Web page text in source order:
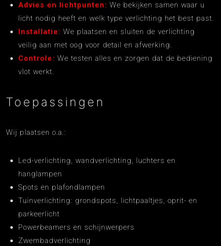
Advies en lichtpunten: We bekijken samen waar u
licht nodig heeft en welk type verlichting het best past.
Installatie: We plaatsen en sluiten de verlichting
veilig aan met oog voor detail en afwerking.
Controle: We testen alles en zorgen dat de bediening
vlot werkt.
Toepassingen
Wij plaatsen o.a.:
Led-verlichting, wandverlichting, luchters en
hanglampen
Spots en plafondlampen
Tuinverlichting: grondspots, lichtpaaltjes, oprit- en
parkeerlicht
Powerbeamers en schijnwerpers
Zwembadverlichting